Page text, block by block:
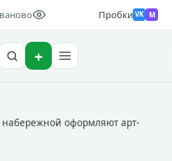
Пробки VK M
оформляют арт-